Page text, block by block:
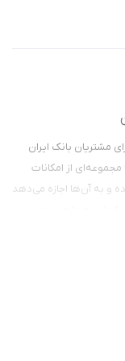
برای کسانی است که
نئوبانک با حذف
بانک را به جیب شما
مشتریان بانک ایران
مجموعه‌ای از امکانات
و به آن‌ها اجازه می‌دهد